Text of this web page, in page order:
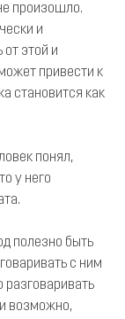
произошло.
и
от этой и
привести к
становится как
понял,
у него
полезно быть
с ним
разговаривать
возможно,